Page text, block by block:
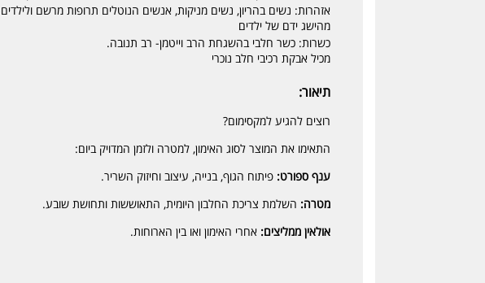
אזהרות: נשים בהריון, נשים מניקות, אנשים הנוטלים תרופות מרשם
מהישג ידם של ילדים
כשרות: כשר חלבי בהשגחת הרב וייטמן- רב תנובה.
מכיל אבקת רכיבי חלב נוכרי
תיאור:
רוצים להגיע למקסימום?
התאימו את המוצר לסוג האימון, למטרה ולזמן המדויק ביום:
ענף ספורט: פיתוח הגוף, בנייה, עיצוב וחיזוק השריר.
מטרה: השלמת צריכת החלבון היומית, התאוששות ותחושת שובע.
אולאין ממליצים: אחרי האימון ואו בין הארוחות.